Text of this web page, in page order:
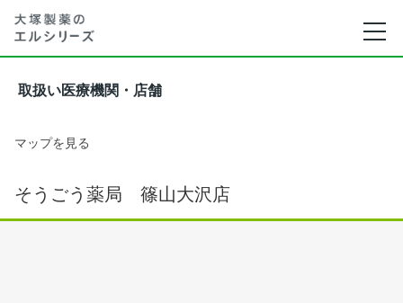
取扱い医療機関・店舗
マップを見る
そうごう薬局 篠山大沢店